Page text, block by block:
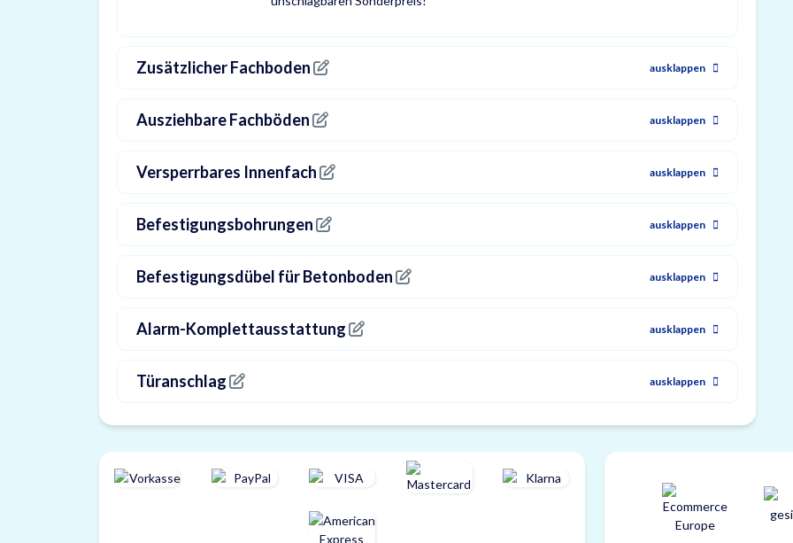
Zusätzlicher Fachboden ausklappen
Ausziehbare Fachböden ausklappen
Versperrbares Innenfach ausklappen
Befestigungsbohrungen ausklappen
Befestigungsdübel für Betonboden ausklappen
Alarm-Komplettausstattung ausklappen
Türanschlag ausklappen